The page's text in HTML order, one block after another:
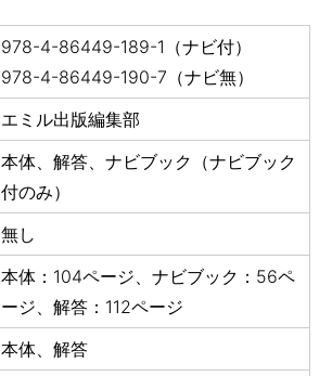
978-4-86449-189-1（ナビ付）
978-4-86449-190-7（ナビ無）
エミル出版編集部
本体、解答、ナビブック（ナビブック
付のみ）
無し
本体：104ページ、ナビブック：56ペ
ージ、解答：112ページ
本体、解答